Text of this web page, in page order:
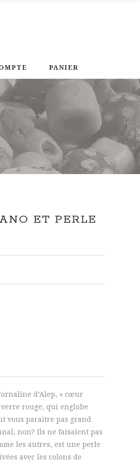
PANIER
ET PERLE
d’Alep, « cœur
rouge, qui englobe
vous paraitre pas grand
non? Ils ne faisaient pas
les autres, est une perle
avec les colons de